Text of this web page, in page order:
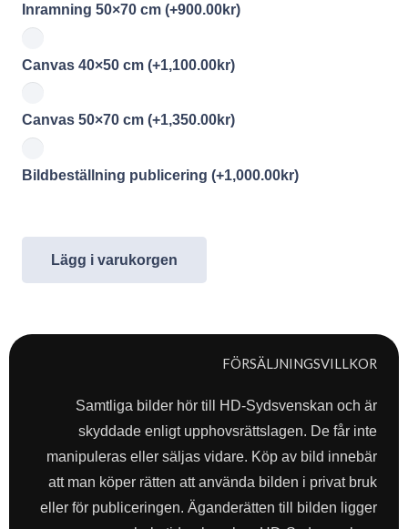
Inramning 50×70 cm (+900.00kr)
Canvas 40×50 cm (+1,100.00kr)
Canvas 50×70 cm (+1,350.00kr)
Bildbeställning publicering (+1,000.00kr)
Lägg i varukorgen
FÖRSÄLJNINGSVILLKOR
Samtliga bilder hör till HD-Sydsvenskan och är
skyddade enligt upphovsrättslagen. De får inte
manipuleras eller säljas vidare. Köp av bild innebär
att man köper rätten att använda bilden i privat bruk
eller för publiceringen. Äganderätten till bilden ligger